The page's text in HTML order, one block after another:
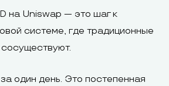
на Uniswap — это шаг к
системе, где традиционные
один день. Это постепенная